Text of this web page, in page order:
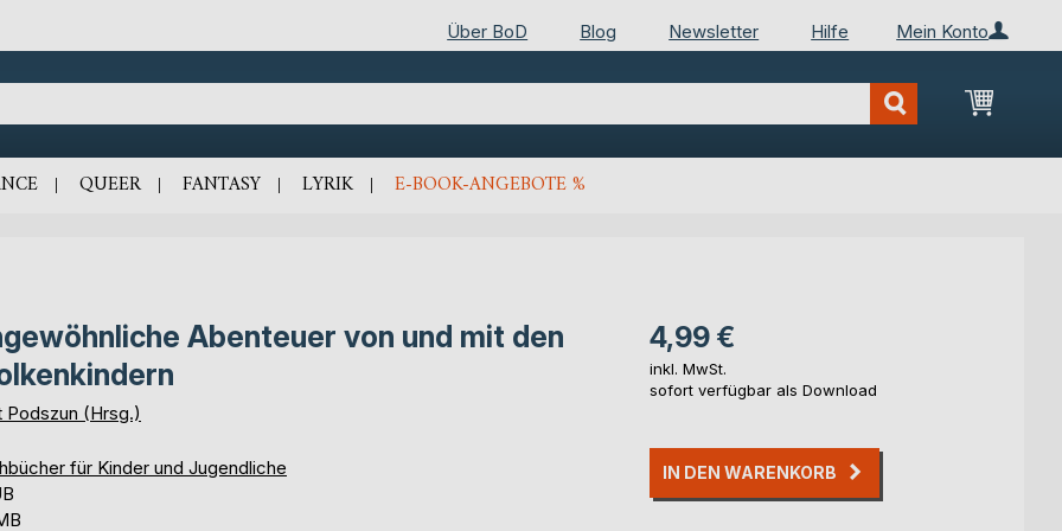
Mein Konto
Über BoD Blog Newsletter Hilfe
Mein
QUEER FANTASY LYRIK E-BOOK-ANGEBOTE %
Abenteuer von und mit den
Podszun (Hrsg.)
für Kinder und Jugendliche
4,99 €
inkl. MwSt.
sofort verfügbar als Download
IN DEN WARENKORB